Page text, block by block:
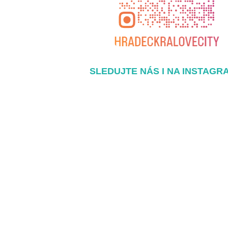
SLEDUJTE NÁS I NA